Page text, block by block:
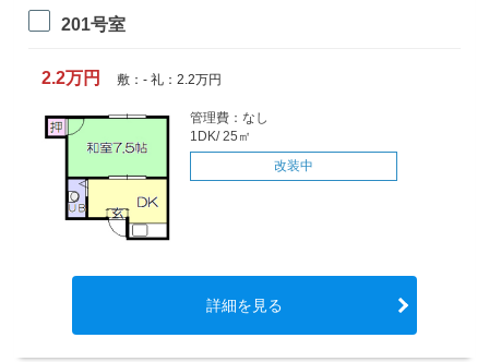
201号室
2.2万円 敷：- 礼：2.2万円
管理費：なし
1DK/ 25㎡
改装中
詳細を見る